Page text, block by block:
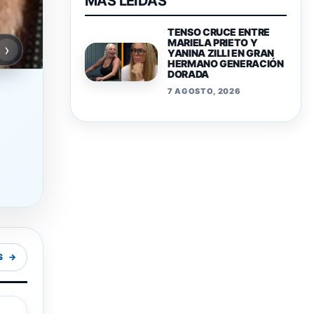
›
TENSO CRUCE ENTRE
MARIELA PRIETO Y
YANINA ZILLI EN GRAN
HERMANO GENERACIÓN
DORADA
7 AGOSTO, 2026